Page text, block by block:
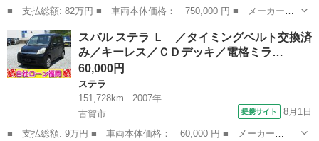
■ 支払総額: 82万円 ■ 車両本体価格： 750,000 円 ■ メーカー
名： スバル ■ 車種名： ステラ ■ グレード名： カスタムＲ
スマートアシスト ＥＴＣ 衝突被害軽減システム ＬＥＤヘッドラ
ンプ スマートキ...
熊本 熊本市
スバル ステラ Ｌ ／タイミングベルト交換済
み／キーレス／ＣＤデッキ／電格ミラ…
60,000円
ステラ
151,728km
2007年
古賀市
提携サイト 8月1日
■ 支払総額: 9万円 ■ 車両本体価格： 60,000 円 ■ メーカー